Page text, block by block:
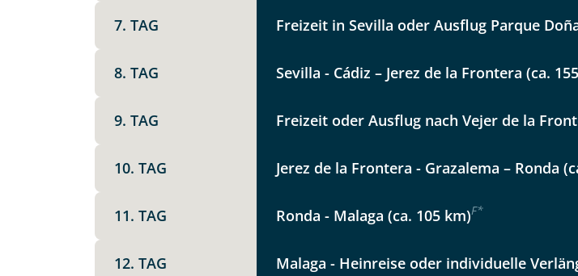
7. TAG Freizeit in Sevilla oder Ausflug Parque
8. TAG Sevilla - Cádiz – Jerez de la Frontera (ca.
9. TAG Freizeit oder Ausflug nach Vejer de la
10. TAG Jerez de la Frontera - Grazalema – Ronda
11. TAG Ronda - Malaga (ca. 105 km)F*
12. TAG Malaga - Heinreise oder individuelle